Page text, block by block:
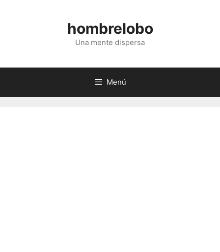
hombrelobo
Una mente dispersa
Menú